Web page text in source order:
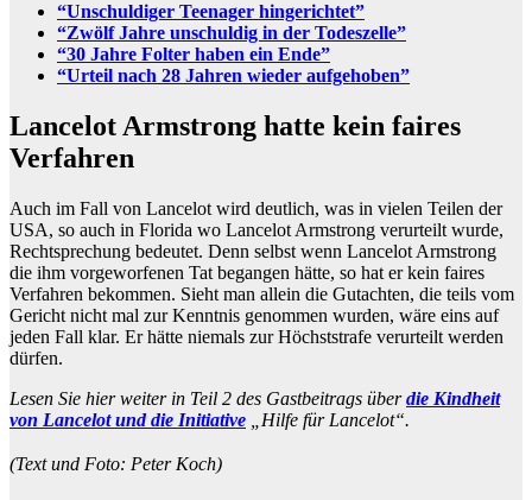
“Unschuldiger Teenager hingerichtet”
“Zwölf Jahre unschuldig in der Todeszelle”
“30 Jahre Folter haben ein Ende”
“Urteil nach 28 Jahren wieder aufgehoben”
Lancelot Armstrong hatte kein faires
Verfahren
Auch im Fall von Lancelot wird deutlich, was in vielen Teilen der
USA, so auch in Florida wo Lancelot Armstrong verurteilt wurde,
Rechtsprechung bedeutet. Denn selbst wenn Lancelot Armstrong
die ihm vorgeworfenen Tat begangen hätte, so hat er kein faires
Verfahren bekommen. Sieht man allein die Gutachten, die teils vom
Gericht nicht mal zur Kenntnis genommen wurden, wäre eins auf
jeden Fall klar. Er hätte niemals zur Höchststrafe verurteilt werden
dürfen.
Lesen Sie hier weiter in Teil 2 des Gastbeitrags überdie Kindheit
von Lancelot und die Initiative „Hilfe für Lancelot“.
(Text und Foto: Peter Koch)